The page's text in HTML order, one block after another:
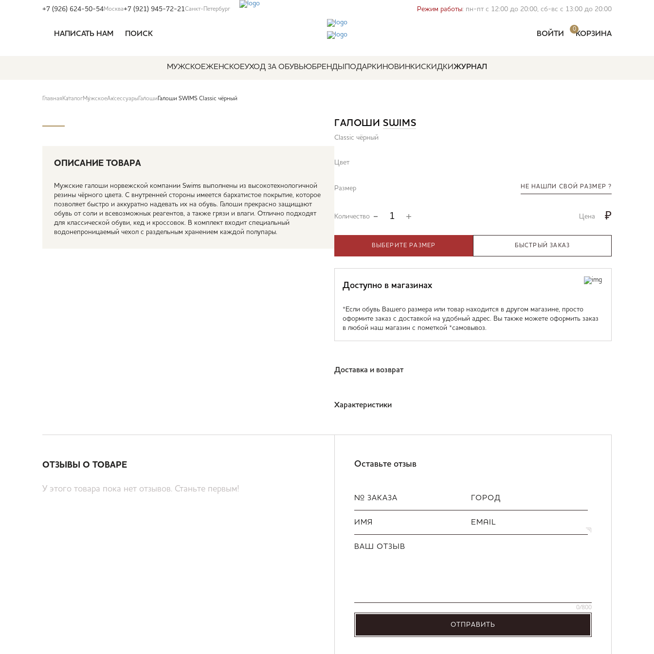
+7 (926) 624-50-54Москва+7 (921) 945-72-21Санкт-Петербург Режим работы: пн-пт с 12:00 до 20:00, сб-вс с 13:00 до 20:00
НАПИСАТЬ НАМ ПОИСК ВОЙТИ
0
КОРЗИНА
МУЖСКОЕЖЕНСКОЕУХОД ЗА ОБУВЬЮБРЕНДЫ ПОДАРКИ НОВИНКИСКИДКИЖУРНАЛ
Главная КаталогМужскоеАксессуары Галоши Галоши SWIMS Classic чёрный
ОПИСАНИЕ ТОВАРА
Мужские галоши норвежской компании Swims выполнены из высокотехнологичной
резины чёрного цвета. С внутренней стороны имеется бархатистое покрытие, которое
позволяет быстро и аккуратно надевать их на обувь. Галоши прекрасно защищают
обувь от соли и всевозможных реагентов, а также грязи и влаги. Отлично подходят
для классической обуви, кед и кроссовок. В комплект входит специальный
водонепроницаемый чехол с раздельным хранением каждой полупары.
ГАЛОШИSWIMS
Classic чёрный
Цвет
Размер НЕ НАШЛИ СВОЙ РАЗМЕР ?
Количество Цена ₽
ВЫБЕРИТЕ РАЗМЕР БЫСТРЫЙ ЗАКАЗ
Доступно в магазинах
*Если обувь Вашего размера или товар находится в другом магазине, просто
оформите заказ с доставкой на удобный адрес. Вы также можете оформить заказ
в любой наш магазин с пометкой *самовывоз.
Доставка и возврат
Характеристики
ОТЗЫВЫ О ТОВАРЕ
У этого товара пока нет отзывов. Станьте первым!
Оставьте отзыв
№ ЗАКАЗА ГОРОД
ИМЯ EMAIL
ВАШ ОТЗЫВ
0/800
ОТПРАВИТЬ